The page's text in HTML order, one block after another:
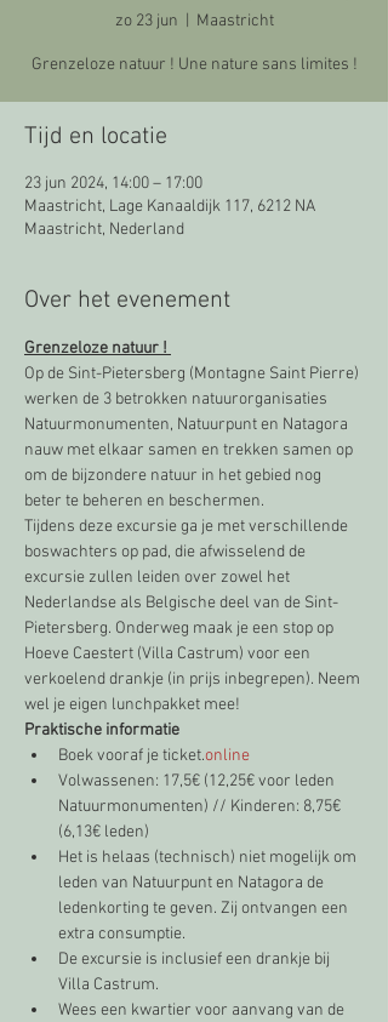
zo 23 jun Maastricht
Grenzeloze natuur ! Une nature sans limites !
Tijd en locatie
23 jun 2024, 14:00 – 17:00
Maastricht, Lage Kanaaldijk 117, 6212 NA
Maastricht, Nederland
Over het evenement
Grenzeloze natuur !
Op de Sint-Pietersberg (Montagne Saint Pierre)
werken de 3 betrokken natuurorganisaties
Natuurmonumenten, Natuurpunt en Natagora
nauw met elkaar samen en trekken samen op
om de bijzondere natuur in het gebied nog
beter te beheren en beschermen.
Tijdens deze excursie ga je met verschillende
boswachters op pad, die afwisselend de
excursie zullen leiden over zowel het
Nederlandse als Belgische deel van de Sint-
Pietersberg. Onderweg maak je een stop op
Hoeve Caestert (Villa Castrum) voor een
verkoelend drankje (in prijs inbegrepen). Neem
wel je eigen lunchpakket mee!
Praktische informatie
Boek vooraf je ticket.online
Volwassenen: 17,5€ (12,25€ voor leden
Natuurmonumenten) // Kinderen: 8,75€
(6,13€ leden)
Het is helaas (technisch) niet mogelijk om
leden van Natuurpunt en Natagora de
ledenkorting te geven. Zij ontvangen een
extra consumptie.
De excursie is inclusief een drankje bij
Villa Castrum.
Wees een kwartier voor aanvang van de